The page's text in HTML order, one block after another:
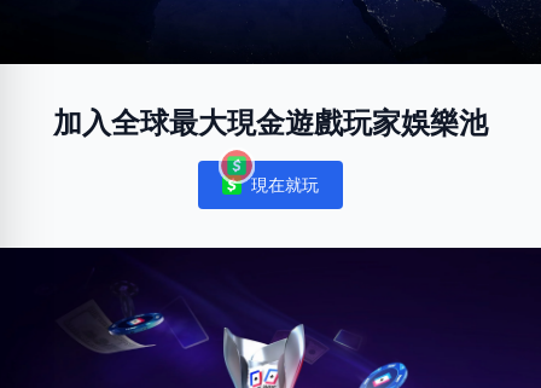
加入全球最大現金遊戲玩家娛樂池
Notifications
現在就玩